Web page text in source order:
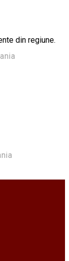
din regiune.